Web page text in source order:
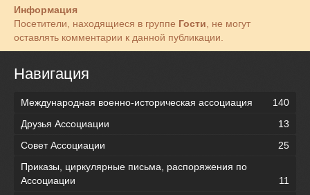
Информация
Посетители, находящиеся в группе Гости , не могут
оставлять комментарии к данной публикации.
Навигация
Международная военно-историческая ассоциация
140
Друзья Ассоциации
13
Совет Ассоциации
25
Приказы, циркулярные письма, распоряжения по
Ассоциации
11